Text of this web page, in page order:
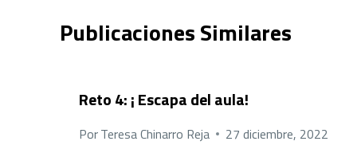
Publicaciones Similares
Reto 4: ¡ Escapa del aula!
PorTeresa Chinarro Reja 27 diciembre, 2022